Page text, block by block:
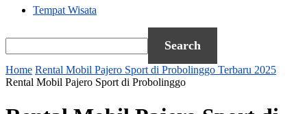
Tempat Wisata
Home Rental Mobil Pajero Sport di Probolinggo Terbaru 2025
Rental Mobil Pajero Sport di Probolinggo